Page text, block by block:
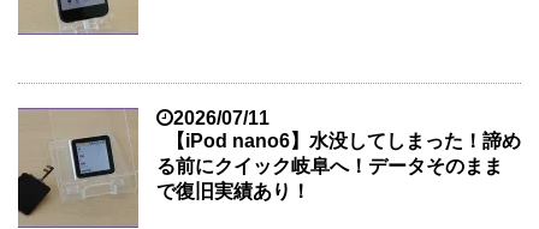
2026/07/11
【iPod nano6】水没してしまった！諦め
る前にクイック岐阜へ！データそのまま
で復旧実績あり！